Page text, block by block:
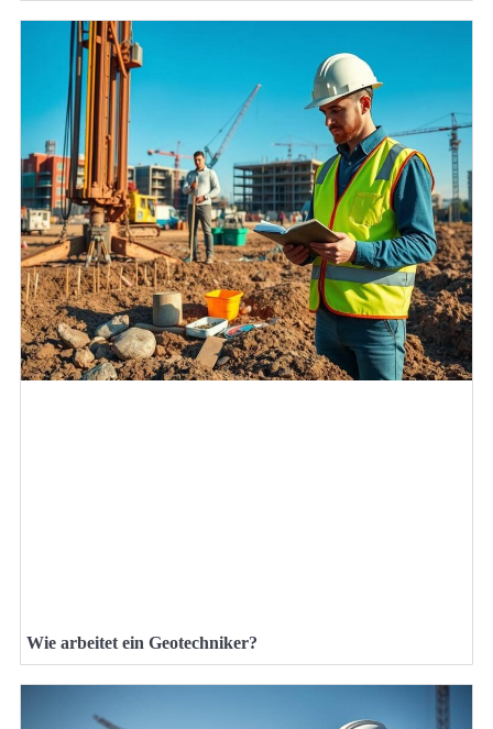
Wie arbeitet ein Geotechniker?